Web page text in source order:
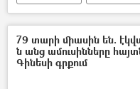
դատապարտյալ
ծեծ
79 տարի միասին են.
ն անց ամուսինները
Գինեսի գրքում